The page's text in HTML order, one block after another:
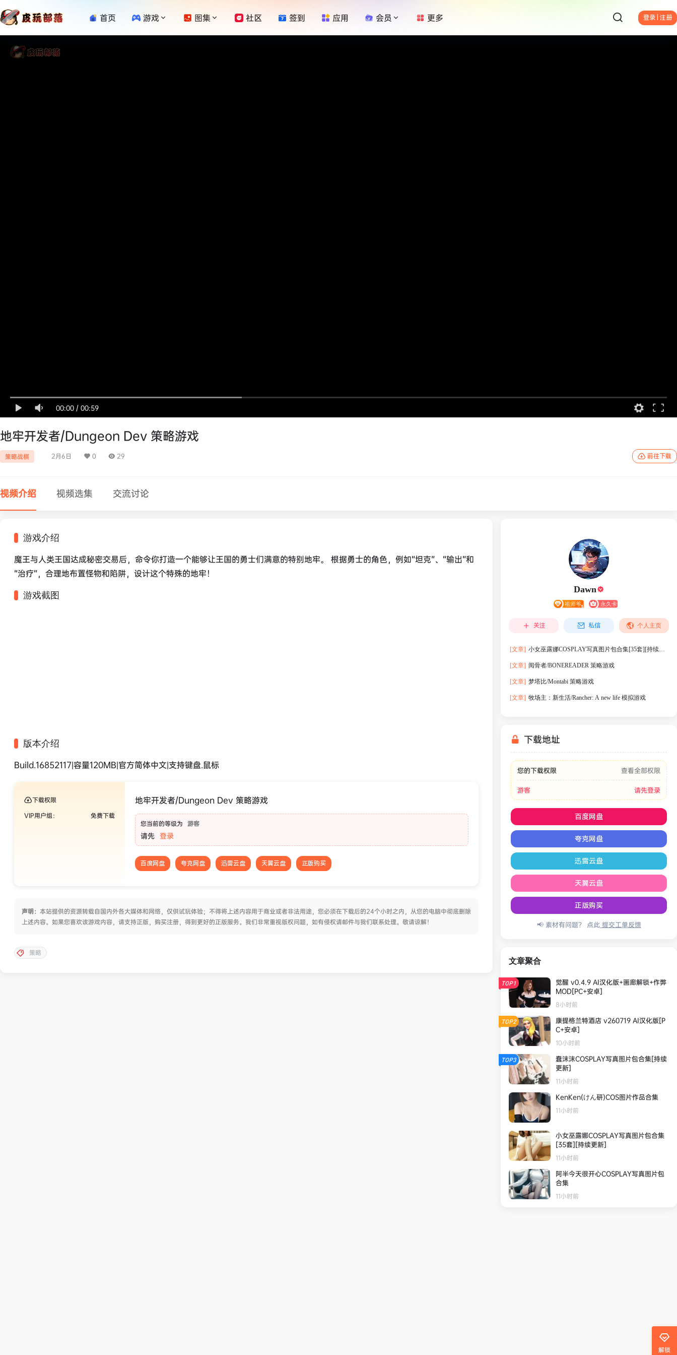
登录 | 注册
首页 游戏 图集 社区 签到 应用 会员 更多
00:00 / 00:59
地牢开发者/Dungeon Dev 策略游戏
策略战棋 2月6日 0 29 前往下载
视频介绍 视频选集 交流讨论
游戏介绍
魔王与人类王国达成秘密交易后，命令你打造一个能够让王国的勇士们满意的特别地牢。 根据勇士的角色，例如“坦克”、“输出”和
“治疗”，合理地布置怪物和陷阱，设计这个特殊的地牢！
游戏截图
版本介绍
Build.16852117|容量120MB|官方简体中文|支持键盘.鼠标
下载权限
VIP用户组：
免费下载
地牢开发者/Dungeon Dev 策略游戏
您当前的等级为 游客
请先 登录
百度网盘 夸克网盘 迅雷云盘 天翼云盘 正版购买
声明： 本站提供的资源转载自国内外各大媒体和网络，仅供试玩体验；不得将上述内容用于商业或者非法用途，您必须在下载后的24个小时之内，从您的电脑中彻底删除
上述内容。如果您喜欢该游戏内容，请支持正版，购买注册，得到更好的正版服务。我们非常重视版权问题，如有侵权请邮件与我们联系处理。敬请谅解！
策略
Dawn
关注 私信 个人主页
[文章] 小女巫露娜COSPLAY写真图片包合集[35套][持续更
[文章] 阅骨者/BONEREADER 策略游戏
[文章] 梦塔比/Montabi 策略游戏
[文章] 牧场主：新生活/Rancher: A new life 模拟游戏
下载地址
您的下载权限 查看全部权限
游客 请先登录
百度网盘
夸克网盘
迅雷云盘
天翼云盘
正版购买
📢 素材有问题？ 点此提交工单反馈
文章聚合
TOP1
觉醒 v0.4.9 AI汉化版+画廊解锁+作弊
MOD[PC+安卓]
8小时前
TOP2
康提格兰特酒店 v260719 AI汉化版[P
C+安卓]
10小时前
TOP3
蠢沫沫COSPLAY写真图片包合集[持续
更新]
11小时前
KenKen(けん研)COS图片作品合集
11小时前
小女巫露娜COSPLAY写真图片包合集
[35套][持续更新]
11小时前
阿半今天很开心COSPLAY写真图片包
合集
11小时前
解锁